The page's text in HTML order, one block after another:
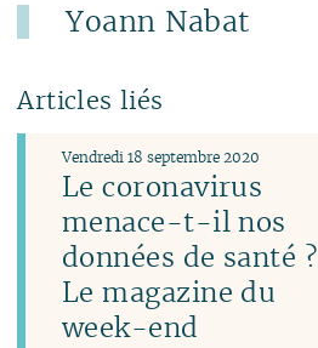
Yoann Nabat
Articles liés
Le coronavirus
menace-t-il nos
données de santé ?
Le magazine du
week-end
Vendredi 18 septembre 2020